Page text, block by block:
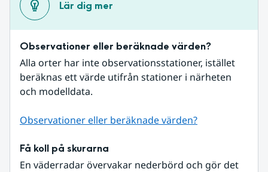
Lär dig mer
Observationer eller beräknade värden?
Alla orter har inte observationsstationer, istället
beräknas ett värde utifrån stationer i närheten
och modelldata.
Observationer eller beräknade värden?
Få koll på skurarna
En väderradar övervakar nederbörd och gör det